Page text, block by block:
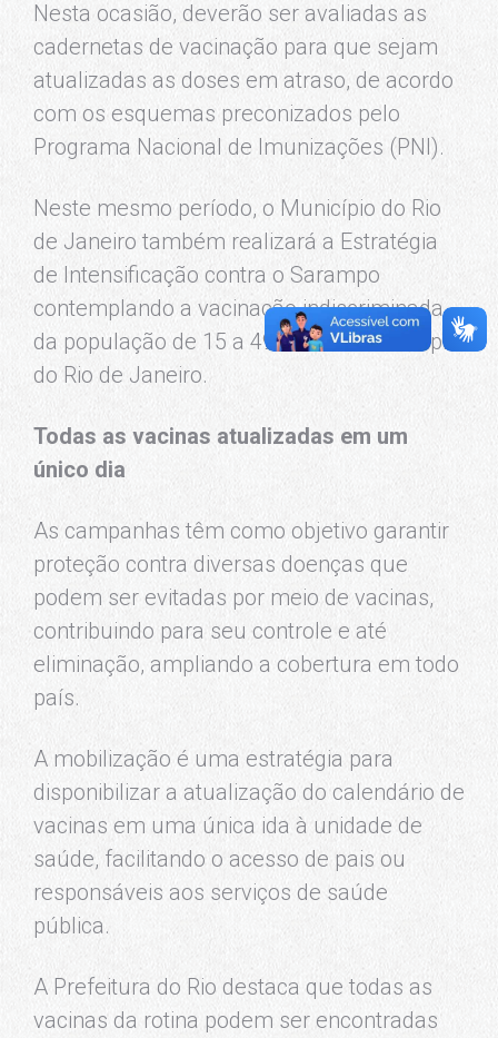
Nesta ocasião, deverão ser avaliadas as
cadernetas de vacinação para que sejam
atualizadas as doses em atraso, de acordo
com os esquemas preconizados pelo
Programa Nacional de Imunizações (PNI).
Neste mesmo período, o Município do Rio
de Janeiro também realizará a Estratégia
de Intensificação contra o Sarampo
contemplando a vacinação indiscriminada
da população de 15 a 49 anos no Município
do Rio de Janeiro.
Todas as vacinas atualizadas em um
único dia
As campanhas têm como objetivo garantir
proteção contra diversas doenças que
podem ser evitadas por meio de vacinas,
contribuindo para seu controle e até
eliminação, ampliando a cobertura em todo
país.
A mobilização é uma estratégia para
disponibilizar a atualização do calendário de
vacinas em uma única ida à unidade de
saúde, facilitando o acesso de pais ou
responsáveis aos serviços de saúde
pública.
A Prefeitura do Rio destaca que todas as
vacinas da rotina podem ser encontradas